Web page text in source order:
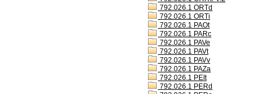
792.026.1 ORTd
792.026.1 ORTi
792.026.1 PAOt
792.026.1 PARc
792.026.1 PAVe
792.026.1 PAVt
792.026.1 PAVv
792.026.1 PAZa
792.026.1 PEIt
792.026.1 PERd